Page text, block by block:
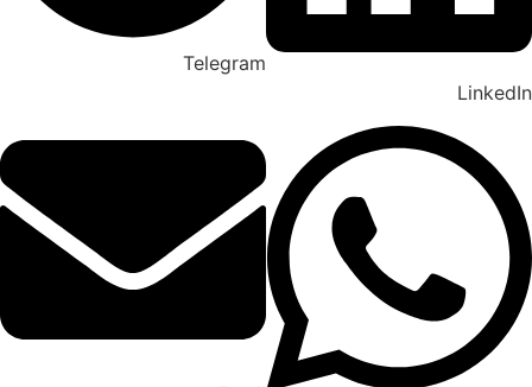
Telegram